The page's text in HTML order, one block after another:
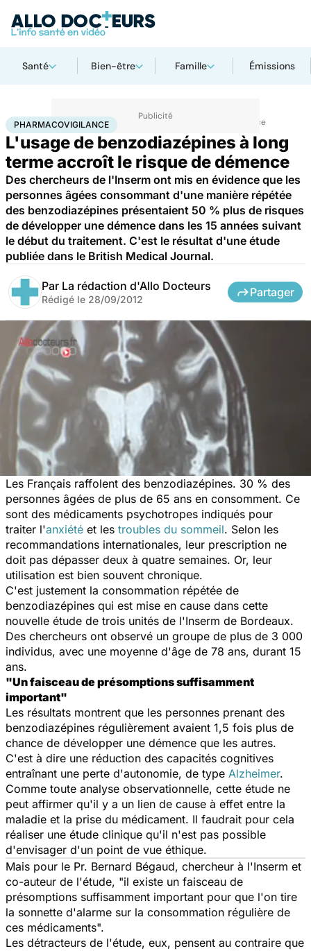
Santé Bien-être Famille Émissions
AccueilSantéMaladiesMaladies neurologiques Pharmacovigilance
PHARMACOVIGILANCE
L'usage de benzodiazépines à long
terme accroît le risque de démence
Des chercheurs de l'Inserm ont mis en évidence que les
personnes âgées consommant d'une manière répétée
des benzodiazépines présentaient 50 % plus de risques
de développer une démence dans les 15 années suivant
le début du traitement. C'est le résultat d'une étude
publiée dans le British Medical Journal.
Par La rédaction d'Allo Docteurs
Rédigé le 28/09/2012
Partager
Les Français raffolent des benzodiazépines. 30 % des
personnes âgées de plus de 65 ans en consomment. Ce
sont des médicaments psychotropes indiqués pour
traiter l'anxiété et les troubles du sommeil. Selon les
recommandations internationales, leur prescription ne
doit pas dépasser deux à quatre semaines. Or, leur
utilisation est bien souvent chronique.
C'est justement la consommation répétée de
benzodiazépines qui est mise en cause dans cette
nouvelle étude de trois unités de l'Inserm de Bordeaux.
Des chercheurs ont observé un groupe de plus de 3 000
individus, avec une moyenne d'âge de 78 ans, durant 15
ans.
"Un faisceau de présomptions suffisamment
important"
Les résultats montrent que les personnes prenant des
benzodiazépines régulièrement avaient 1,5 fois plus de
chance de développer une démence que les autres.
C'est à dire une réduction des capacités cognitives
entraînant une perte d'autonomie, de type Alzheimer.
Comme toute analyse observationnelle, cette étude ne
peut affirmer qu'il y a un lien de cause à effet entre la
maladie et la prise du médicament. Il faudrait pour cela
réaliser une étude clinique qu'il n'est pas possible
d'envisager d'un point de vue éthique.
Mais pour le Pr. Bernard Bégaud, chercheur à l'Inserm et
co-auteur de l'étude, "il existe un faisceau de
présomptions suffisamment important pour que l'on tire
la sonnette d'alarme sur la consommation régulière de
ces médicaments".
Les détracteurs de l'étude, eux, pensent au contraire que